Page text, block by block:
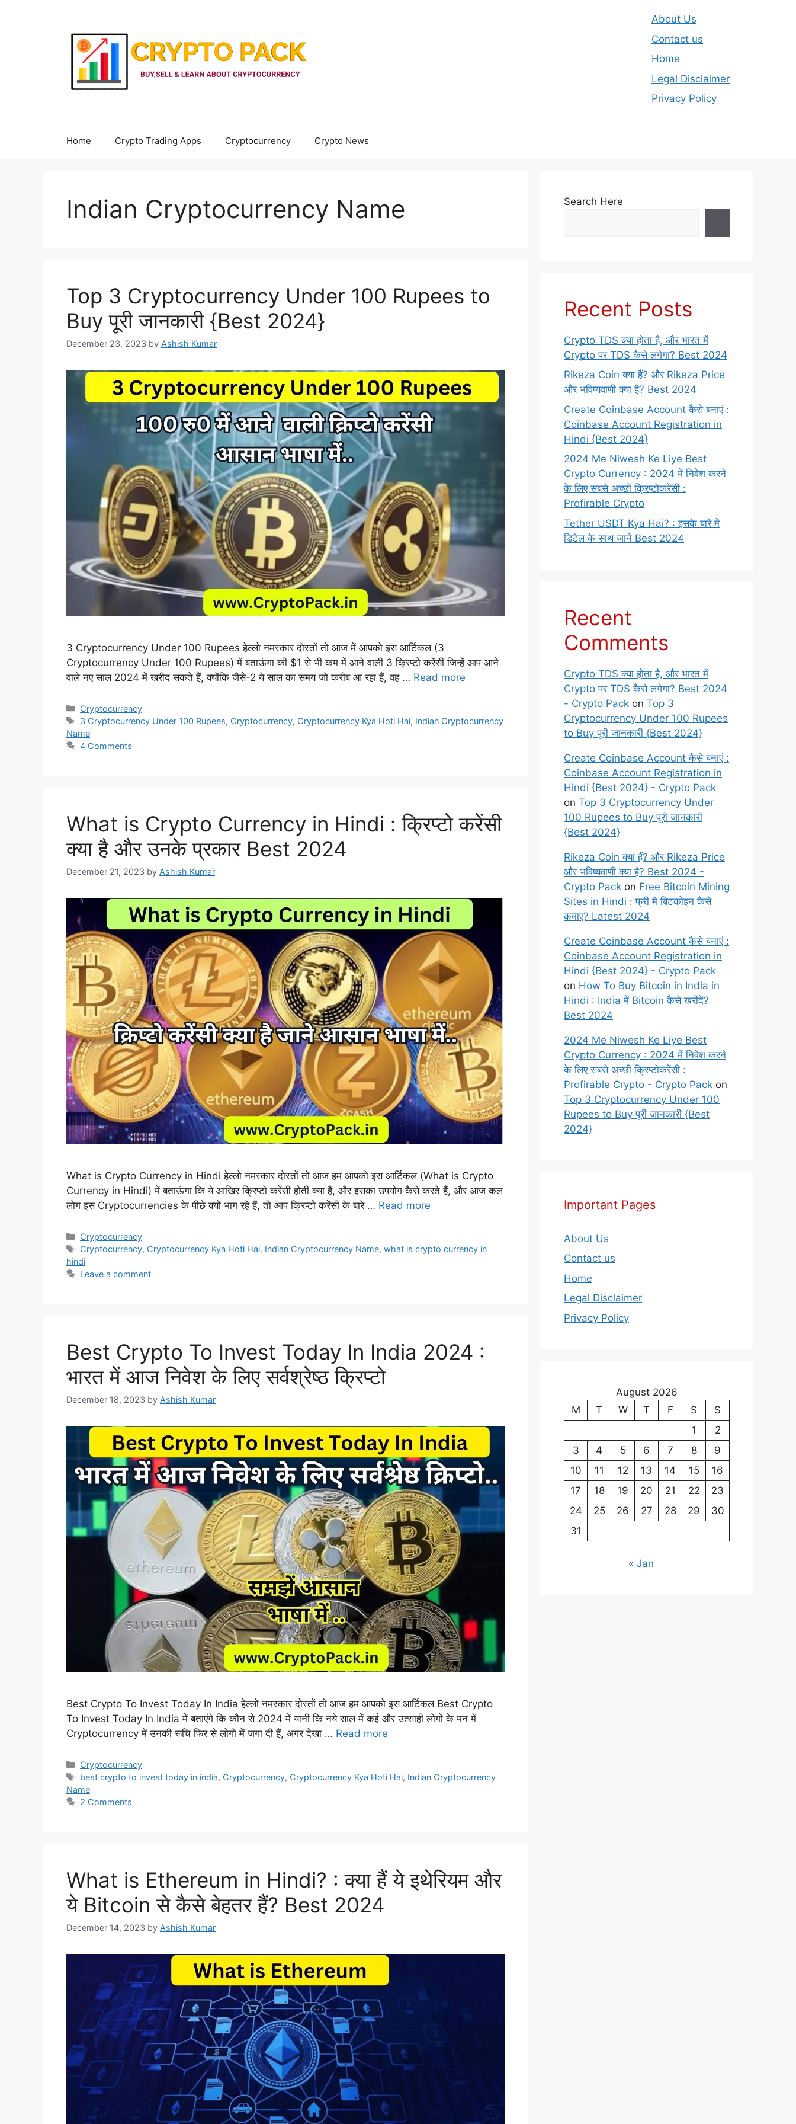
About Us
Contact us
Home
Legal Disclaimer
Privacy Policy
Home Crypto Trading Apps Cryptocurrency Crypto News
Indian Cryptocurrency Name
Top 3 Cryptocurrency Under 100 Rupees to
Buy पूरी जानकारी {Best 2024}
December 23, 2023 by Ashish Kumar
3 Cryptocurrency Under 100 Rupees हेल्लो नमस्कार दोस्तों तो आज में आपको इस आर्टिकल (3
Cryptocurrency Under 100 Rupees) में बताऊंगा की $1 से भी कम में आने वाली 3 क्रिप्टो करेंसी जिन्हें आप आने
वाले नए साल 2024 में खरीद सकते हैं, क्योंकि जैसे-2 ये साल का समय जो करीब आ रहा हैं, वह … Read more
Categories
Cryptocurrency
Tags
3 Cryptocurrency Under 100 Rupees, Cryptocurrency, Cryptocurrency Kya Hoti Hai, Indian Cryptocurrency
Name
4 Comments
What is Crypto Currency in Hindi : क्रिप्टो करेंसी
क्या है और उनके प्रकार Best 2024
December 21, 2023 by Ashish Kumar
What is Crypto Currency in Hindi हेल्लो नमस्कार दोस्तों तो आज हम आपको इस आर्टिकल (What is Crypto
Currency in Hindi) में बताऊंगा कि ये आखिर क्रिप्टो करेंसी होती क्या हैं, और इसका उपयोग कैसे करते हैं, और आज कल
लोग इस Cryptocurrencies के पीछे क्यों भाग रहे हैं, तो आप क्रिप्टो करेंसी के बारे … Read more
Categories
Cryptocurrency
Tags
Cryptocurrency, Cryptocurrency Kya Hoti Hai, Indian Cryptocurrency Name,what is crypto currency in
hindi
Leave a comment
Best Crypto To Invest Today In India 2024 :
भारत में आज निवेश के लिए सर्वश्रेष्ठ क्रिप्टो
December 18, 2023 by Ashish Kumar
Best Crypto To Invest Today In India हेल्लो नमस्कार दोस्तों तो आज हम आपको इस आर्टिकल Best Crypto
To Invest Today In India में बताएंगे कि कौन से 2024 में यानी कि नये साल में कई और उत्साही लोगों के मन में
Cryptocurrency में उनकी रूचि फिर से लोगो में जगा दी हैं, अगर देखा … Read more
Categories
Cryptocurrency
Tags
best crypto to invest today in india, Cryptocurrency, Cryptocurrency Kya Hoti Hai, Indian Cryptocurrency
Name
2 Comments
What is Ethereum in Hindi? : क्या हैं ये इथेरियम और
ये Bitcoin से कैसे बेहतर हैं? Best 2024
December 14, 2023 by Ashish Kumar
Search Here
Recent Posts
Crypto TDS क्या होता है, और भारत में
Crypto पर TDS कैसे लगेगा? Best 2024
Rikeza Coin क्या हैं? और Rikeza Price
और भविष्यवाणी क्या है? Best 2024
Create Coinbase Account कैसे बनाएं :
Coinbase Account Registration in
Hindi {Best 2024}
2024 Me Niwesh Ke Liye Best
Crypto Currency : 2024 में निवेश करने
के लिए सबसे अच्छी क्रिप्टोकरेंसी :
Profirable Crypto
Tether USDT Kya Hai? : इसके बारे मे
डिटेल के साथ जाने Best 2024
Recent
Comments
Crypto TDS क्या होता है, और भारत में
Crypto पर TDS कैसे लगेगा? Best 2024
- Crypto Pack on Top 3
Cryptocurrency Under 100 Rupees
to Buy पूरी जानकारी {Best 2024}
Create Coinbase Account कैसे बनाएं :
Coinbase Account Registration in
Hindi {Best 2024} - Crypto Pack
on Top 3 Cryptocurrency Under
100 Rupees to Buy पूरी जानकारी
{Best 2024}
Rikeza Coin क्या हैं? और Rikeza Price
और भविष्यवाणी क्या है? Best 2024 -
Crypto Pack on Free Bitcoin Mining
Sites in Hindi : फ्री मे बिटकोइन कैसे
कमाए? Latest 2024
Create Coinbase Account कैसे बनाएं :
Coinbase Account Registration in
Hindi {Best 2024} - Crypto Pack
on How To Buy Bitcoin in India in
Hindi : India में Bitcoin कैसे खरीदें?
Best 2024
2024 Me Niwesh Ke Liye Best
Crypto Currency : 2024 में निवेश करने
के लिए सबसे अच्छी क्रिप्टोकरेंसी :
Profirable Crypto - Crypto Pack on
Top 3 Cryptocurrency Under 100
Rupees to Buy पूरी जानकारी {Best
2024}
Important Pages
About Us
Contact us
Home
Legal Disclaimer
Privacy Policy
August 2026
M
T W T F S
S
1
2
3
4 5 6 7 8
9
10
11 12 13 14 15
16
17
18 19 20 21 22
23
24
25 26 27 28 29
30
31
« Jan